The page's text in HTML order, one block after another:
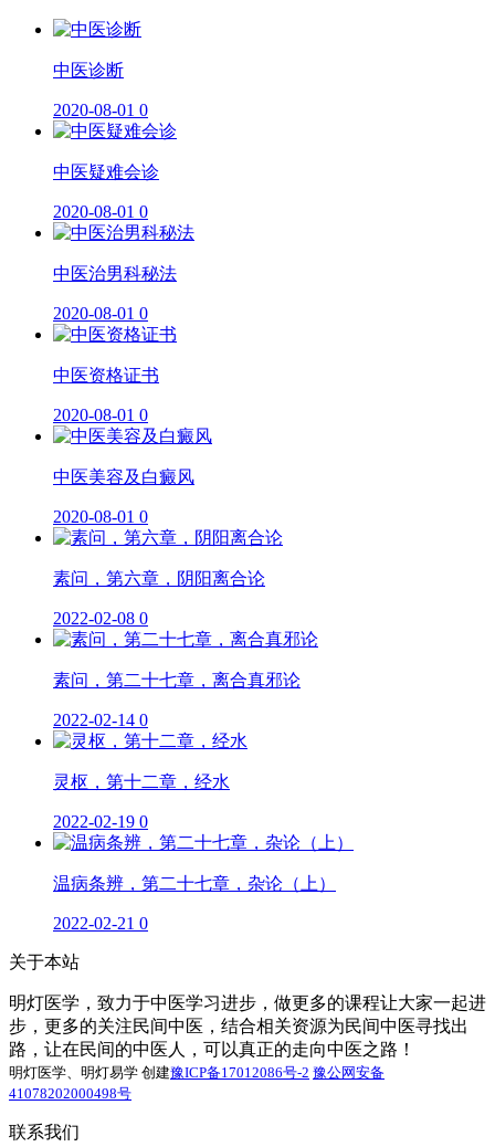
​中医诊断
2020-08-01 0
中医疑难会诊
2020-08-01 0
中医治男科秘法
2020-08-01 0
中医资格证书
2020-08-01 0
中医美容及白癜风
2020-08-01 0
素问，第六章，阴阳离合论
2022-02-08 0
素问，第二十七章，离合真邪论
2022-02-14 0
灵枢，第十二章，经水
2022-02-19 0
温病条辨，第二十七章，杂论（上）
2022-02-21 0
关于本站
明灯医学，致力于中医学习进步，做更多的课程让大家一起进
步，更多的关注民间中医，结合相关资源为民间中医寻找出
路，让在民间的中医人，可以真正的走向中医之路！
明灯医学、明灯易学 创建豫ICP备17012086号-2 豫公网安备
41078202000498号
联系我们